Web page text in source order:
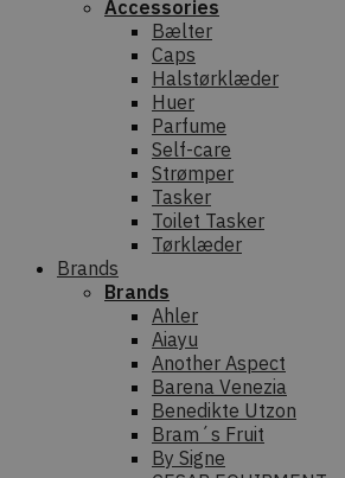
Accessories
Bælter
Caps
Halstørklæder
Huer
Parfume
Self-care
Strømper
Tasker
Toilet Tasker
Tørklæder
Brands
Brands
Ahler
Aiayu
Another Aspect
Barena Venezia
Benedikte Utzon
Bram´s Fruit
By Signe